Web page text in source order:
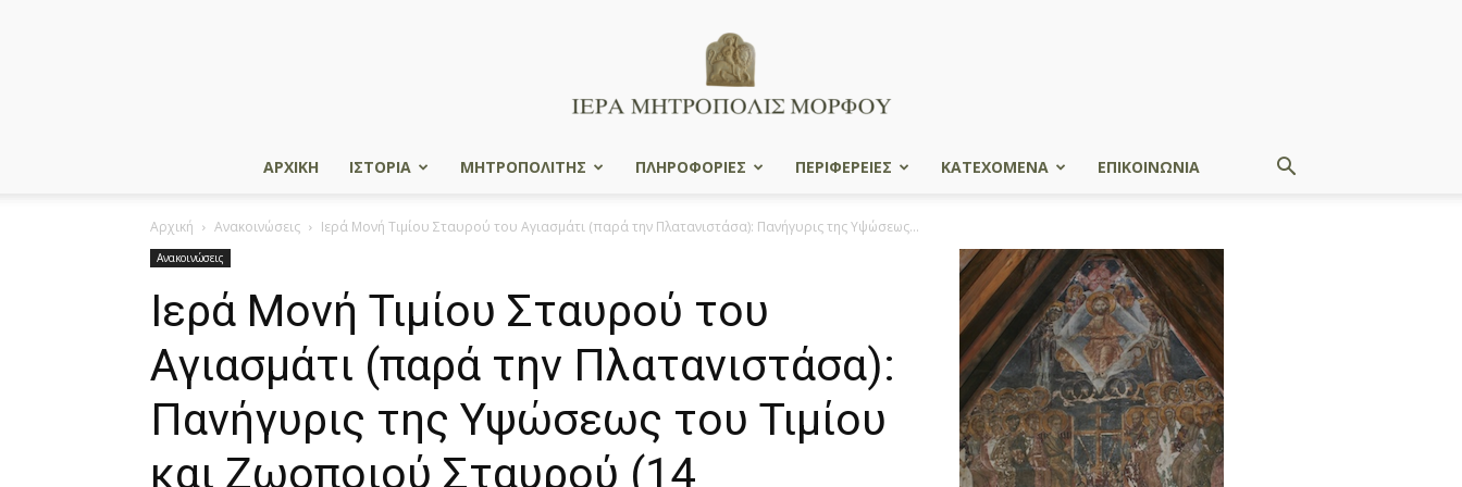
ΑΡΧΙΚΗ ΙΣΤΟΡΙΑ ΜΗΤΡΟΠΟΛΙΤΗΣ ΠΛΗΡΟΦΟΡΙΕΣ ΠΕΡΙΦΕΡΕΙΕΣ ΚΑΤΕΧΟΜΕΝΑ ΕΠΙΚΟΙΝΩΝΙΑ
Αρχική Ανακοινώσεις Ιερά Μονή Τιμίου Σταυρού του Αγιασμάτι (παρά την Πλατανιστάσα): Πανήγυρις της Υψώσεως...
Ανακοινώσεις
Ιερά Μονή Τιμίου Σταυρού του
Αγιασμάτι (παρά την Πλατανιστάσα):
Πανήγυρις της Υψώσεως του Τιμίου
και Ζωοποιού Σταυρού (14